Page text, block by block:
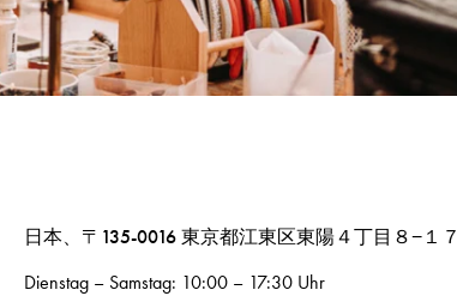
日本、〒135-0016 東京都江東区東陽４丁目８−１７
Dienstag – Samstag: 10:00 – 17:30 Uhr